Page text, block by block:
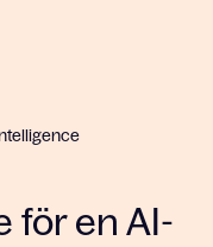
för en AI-